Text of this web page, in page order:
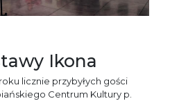
Ikona
licznie przybyłych gości
Centrum Kultury p.